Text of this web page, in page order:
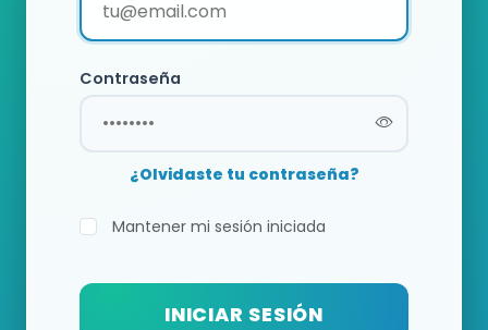
Contraseña
¿Olvidaste tu contraseña?
Mantener mi sesión iniciada
INICIAR SESIÓN